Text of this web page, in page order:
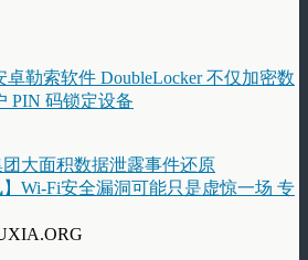
卓勒索软件 DoubleLocker 不仅加密数
PIN 码锁定设备
大面积数据泄露事件还原
】Wi-Fi安全漏洞可能只是虚惊一场 专